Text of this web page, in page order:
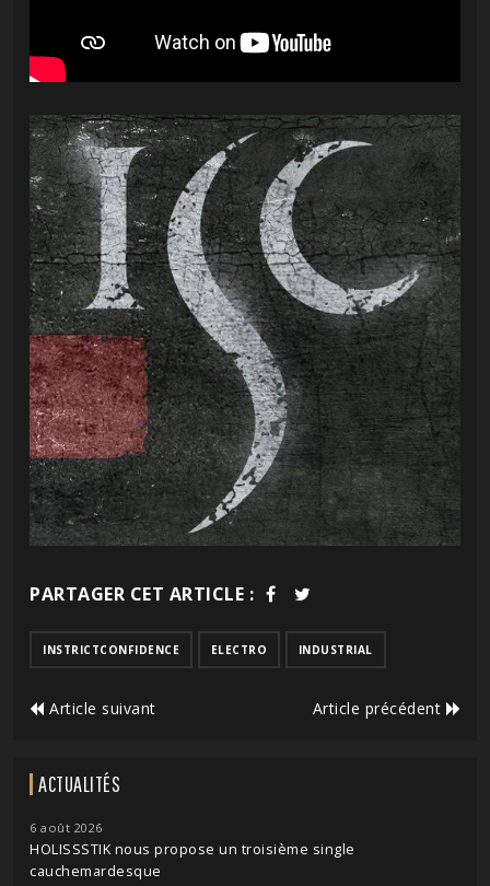
PARTAGER CET ARTICLE :
INSTRICTCONFIDENCE ELECTRO INDUSTRIAL
Article suivant Article précédent
ACTUALITÉS
6 août 2026
HOLISSSTIK nous propose un troisième single
cauchemardesque